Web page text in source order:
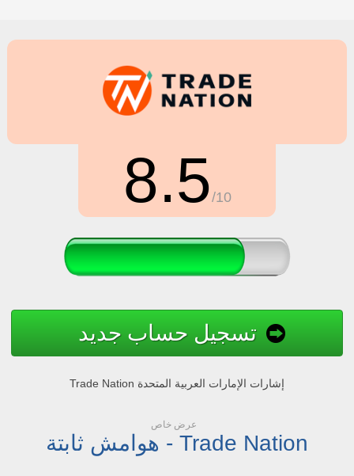
8.5/10
تسجيل حساب جديد
Trade Nation إشارات الإمارات العربية المتحدة
عرض خاص
هوامش ثابتة - Trade Nation